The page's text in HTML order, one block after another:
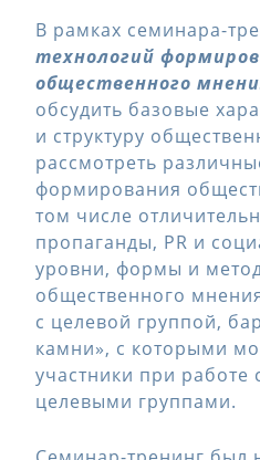
В рамках семинара-
технологий
общественного
обсудить базовые
и структуру
рассмотреть
формирования
том числе
пропаганды, PR и
уровни, формы и
общественного
с целевой группой,
камни», с которыми
участники при работе
целевыми группами.